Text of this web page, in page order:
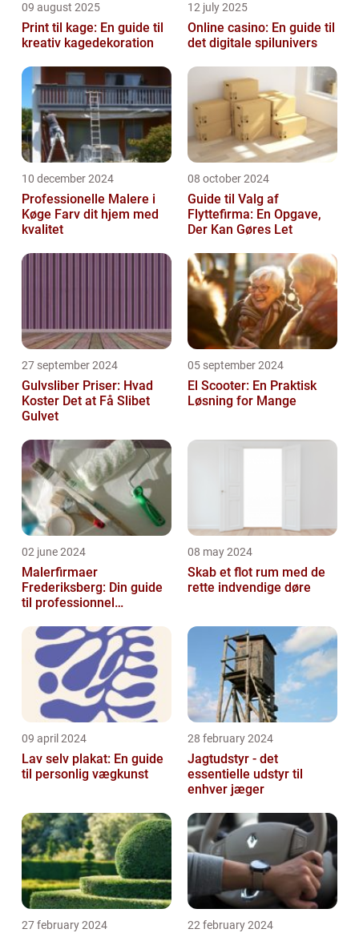
09 august 2025
Print til kage: En guide til
kreativ kagedekoration
12 july 2025
Online casino: En guide til
det digitale spilunivers
10 december 2024
Professionelle Malere i
Køge Farv dit hjem med
kvalitet
08 october 2024
Guide til Valg af
Flyttefirma: En Opgave,
Der Kan Gøres Let
27 september 2024
Gulvsliber Priser: Hvad
Koster Det at Få Slibet
Gulvet
05 september 2024
El Scooter: En Praktisk
Løsning for Mange
02 june 2024
Malerfirmaer
Frederiksberg: Din guide
til professionnel
08 may 2024
Skab et flot rum med de
rette indvendige døre
09 april 2024
Lav selv plakat: En guide
til personlig vægkunst
28 february 2024
Jagtudstyr - det
essentielle udstyr til
enhver jæger
27 february 2024 22 february 2024